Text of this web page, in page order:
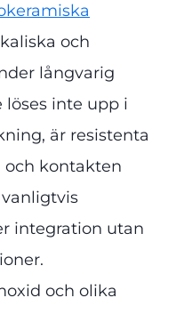
och
långvarig
löses inte upp i
är resistenta
och kontakten
integration utan
och olika